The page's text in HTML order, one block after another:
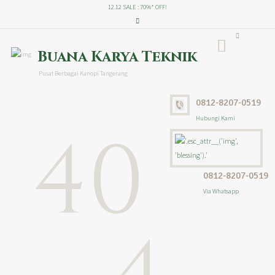
12.12 SALE : 70%* OFF!
Buana Karya Teknik
Pusat Berbagai Kanopi Tangerang
0812-8207-0519
Hubungi Kami
0812-8207-0519
Via Whatsapp
40